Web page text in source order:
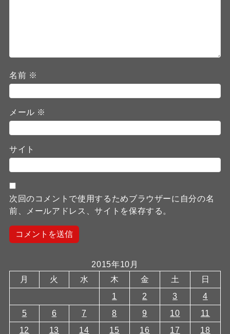
名前 ※
メール ※
サイト
次回のコメントで使用するためブラウザーに自分の名
前、メールアドレス、サイトを保存する。
2015年10月
月
火 水 木 金 土
日
1
2 3
4
5
6 7 8 9 10
11
12
13 14 15 16 17 18